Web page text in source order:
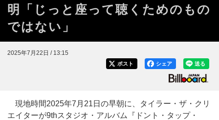
明「じっと座って聴くためのもの
ではない」
2025年7月22日 / 13:15
送る
シェア
ポスト
現地時間2025年7月21日の早朝に、タイラー・ザ・クリ
エイターが9thスタジオ・アルバム『ドント・タップ・